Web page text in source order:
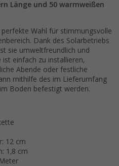
Länge und 50 warmweißen
Wahl für stimmungsvolle
Dank des Solarbetriebs
sie umweltfreundlich und
einfach zu installieren,
Abende oder festliche
mithilfe des im Lieferumfang
Boden befestigt werden.
12 cm
1,8 cm